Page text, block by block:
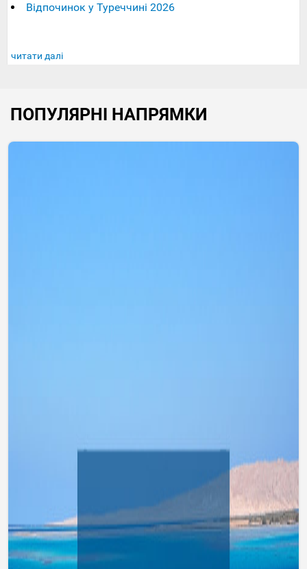
Відпочинок у Туреччині 2026
читати далі
ПОПУЛЯРНІ НАПРЯМКИ